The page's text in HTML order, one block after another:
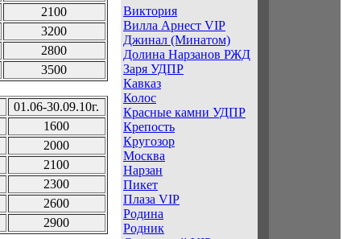
2100
3200
2800
3500
01.06-30.09.10г.
1600
2000
2100
2300
2600
2900
Виктория
Вилла Арнест VIP
Джинал (Минатом)
Долина Нарзанов РЖД
Заря УДПР
Кавказ
Колос
Красные камни УДПР
Крепость
Кругозор
Москва
Нарзан
Пикет
Плаза VIP
Родина
Родник